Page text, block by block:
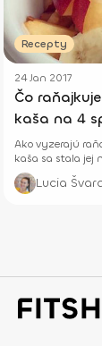
Recepty
24 Jan 2017
Čo
kaša na 4
Ako vyzerajú
kaša sa stala jej
receptmi!
Lucia